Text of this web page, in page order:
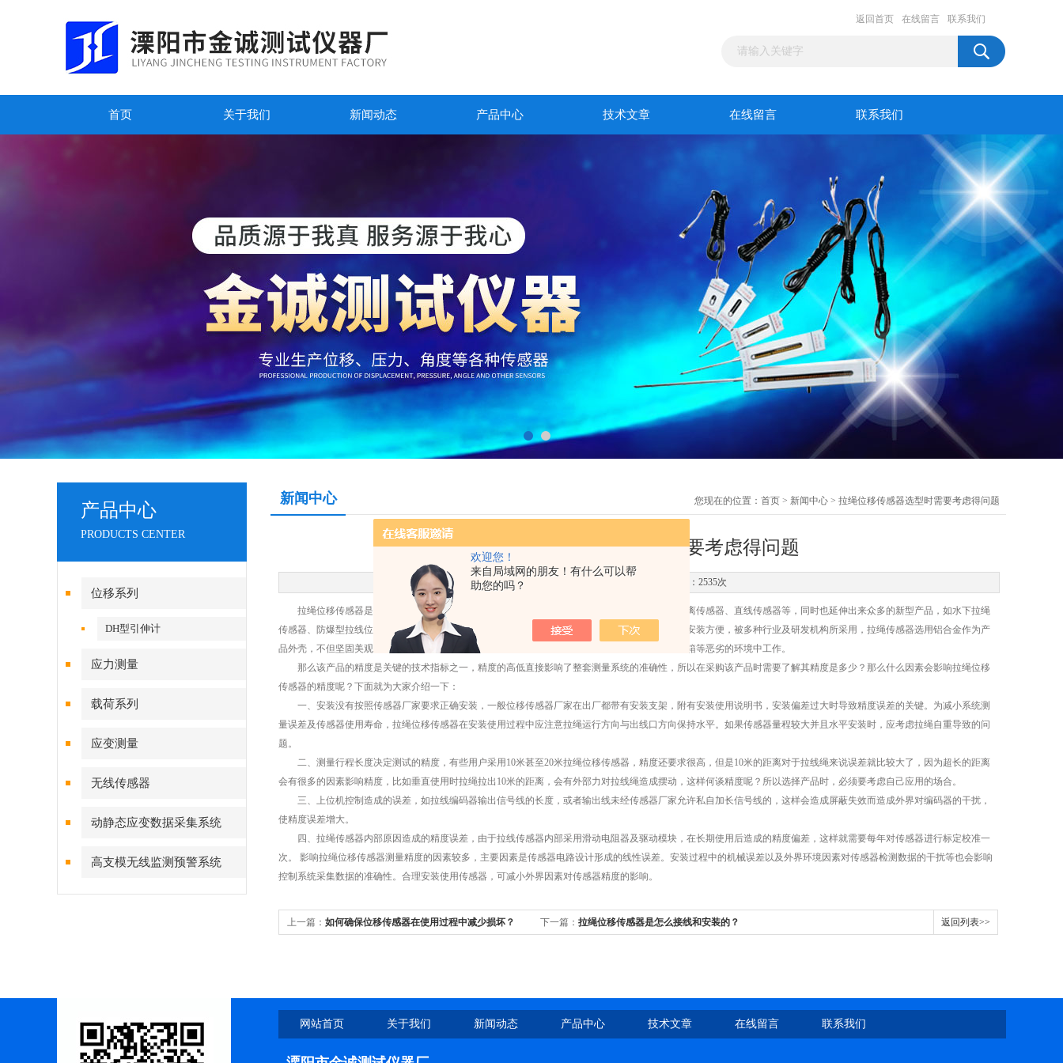
欢迎您！
来自局域网的朋友！有什么可以帮
助您的吗？
返回首页 在线留言 联系我们
首页 关于我们 新闻动态 产品中心 技术文章 在线留言 联系我们
产品中心
PRODUCTS CENTER
位移系列
DH型引伸计
应力测量
载荷系列
应变测量
无线传感器
动静态应变数据采集系统
高支模无线监测预警系统
新闻中心 您现在的位置： 首页 > 新闻中心 > 拉绳位移传感器选型时需要考虑得问题
拉绳位移传感器选型时需要考虑得问题
更新时间：2020-11-12 点击次数：2535次
拉绳位移传感器是线性传感器中很普遍的一种测量位移的产品，该产品也称为拉线编码器、距离传感器、直线传感器等，同时也延伸出来众多的新型产品，如水下拉绳
传感器、防爆型拉线位移传感器等，该产品主要的功能是测量及控制移动物体的移动距离，由于其安装方便，被多种行业及研发机构所采用，拉绳传感器选用铝合金作为产
品外壳，不但坚固美观，还具有防腐蚀的作用，尤其水下型产品，可以长期在水下、海水、液压油箱等恶劣的环境中工作。
那么该产品的精度是关键的技术指标之一，精度的高低直接影响了整套测量系统的准确性，所以在采购该产品时需要了解其精度是多少？那么什么因素会影响拉绳位移
传感器的精度呢？下面就为大家介绍一下：
一、安装没有按照传感器厂家要求正确安装，一般位移传感器厂家在出厂都带有安装支架，附有安装使用说明书，安装偏差过大时导致精度误差的关键。为减小系统测
量误差及传感器使用寿命，拉绳位移传感器在安装使用过程中应注意拉绳运行方向与出线口方向保持水平。如果传感器量程较大并且水平安装时，应考虑拉绳自重导致的问
题。
二、测量行程长度决定测试的精度，有些用户采用10米甚至20米拉绳位移传感器，精度还要求很高，但是10米的距离对于拉线绳来说误差就比较大了，因为超长的距离
会有很多的因素影响精度，比如垂直使用时拉绳拉出10米的距离，会有外部力对拉线绳造成摆动，这样何谈精度呢？所以选择产品时，必须要考虑自己应用的场合。
三、上位机控制造成的误差，如拉线编码器输出信号线的长度，或者输出线未经传感器厂家允许私自加长信号线的，这样会造成屏蔽失效而造成外界对编码器的干扰，
使精度误差增大。
四、拉绳传感器内部原因造成的精度误差，由于拉线传感器内部采用滑动电阻器及驱动模块，在长期使用后造成的精度偏差，这样就需要每年对传感器进行标定校准一
次。 影响拉绳位移传感器测量精度的因素较多，主要因素是传感器电路设计形成的线性误差。安装过程中的机械误差以及外界环境因素对传感器检测数据的干扰等也会影响
控制系统采集数据的准确性。合理安装使用传感器，可减小外界因素对传感器精度的影响。
上一篇： 如何确保位移传感器在使用过程中减少损坏？ 下一篇： 拉绳位移传感器是怎么接线和安装的？ 返回列表>>
网站首页 关于我们 新闻动态 产品中心 技术文章 在线留言 联系我们